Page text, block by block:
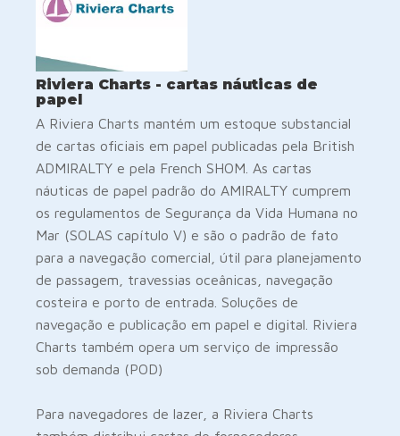
Riviera Charts - cartas náuticas de
papel
A Riviera Charts mantém um estoque substancial
de cartas oficiais em papel publicadas pela British
ADMIRALTY e pela French SHOM. As cartas
náuticas de papel padrão do AMIRALTY cumprem
os regulamentos de Segurança da Vida Humana no
Mar (SOLAS capítulo V) e são o padrão de fato
para a navegação comercial, útil para planejamento
de passagem, travessias oceânicas, navegação
costeira e porto de entrada. Soluções de
navegação e publicação em papel e digital. Riviera
Charts também opera um serviço de impressão
sob demanda (POD)
Para navegadores de lazer, a Riviera Charts